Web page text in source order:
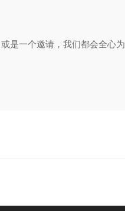
是一个邀请，我们都会全心